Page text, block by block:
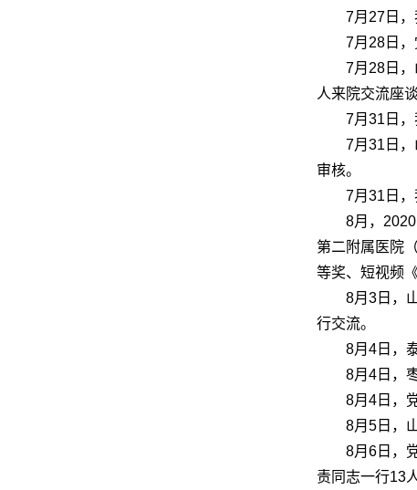
7月27日
7月28日，
7月28日
人来院交流座谈
7月31日
7月31日
审核。
7月31日，
8月，
第二附属医院
等奖、短视频
8月3日，
行交流。
8月4日，
8月4日，
8月4日，
8月5日，
8月6日，
责同志一行13